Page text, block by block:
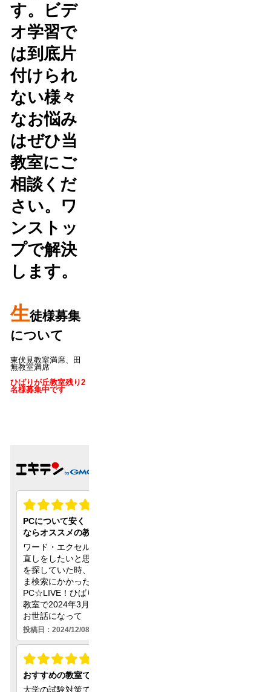
す。ビデ
オ学習で
は到底片
付けられ
ない様々
なお悩み
はぜひ当
教室にご
相談くだ
さい。ワ
ンストッ
プで解決
します。
生徒様募集
について
東伏見教室満席、田
無教室満席
ひばりが丘教室残り2
名様募集中です